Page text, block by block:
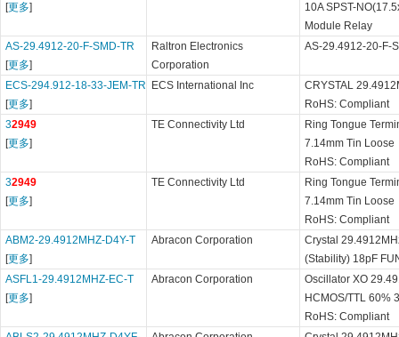
[更多]
10A SPST-
Module Relay
AS-29.4912-20-F-SMD-TR
[更多]
Raltron Electronics
Corporation
AS-29.4912-20-F-
ECS-294.912-18-33-JEM-TR
[更多]
ECS International Inc
CRYSTAL
RoHS: Compliant
32949
[更多]
TE Connectivity Ltd
Ring Tongue
7.14mm Tin Loose
RoHS: Compliant
32949
[更多]
TE Connectivity Ltd
Ring Tongue
7.14mm Tin Loose
RoHS: Compliant
ABM2-29.4912MHZ-D4Y-T
[更多]
Abracon Corporation
Crystal
(Stability) 18pF
ASFL1-29.4912MHZ-EC-T
[更多]
Abracon Corporation
Oscillator XO
HCMOS/TTL 60%
RoHS: Compliant